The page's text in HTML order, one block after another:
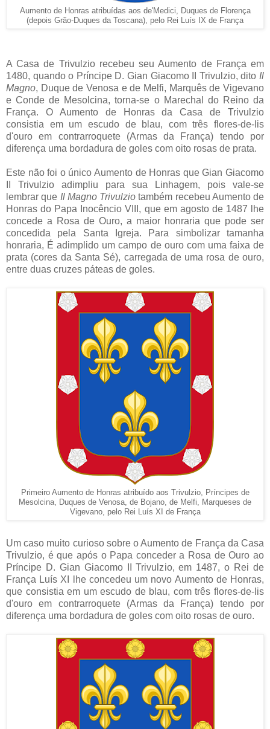
Aumento de Honras atribuídas aos de'Medici, Duques de Florença
(depois Grão-Duques da Toscana), pelo Rei Luís IX de França
A Casa de Trivulzio recebeu seu Aumento de França em
1480, quando o Príncipe D. Gian Giacomo II Trivulzio, dito Il
Magno, Duque de Venosa e de Melfi, Marquês de Vigevano
e Conde de Mesolcina, torna-se o Marechal do Reino da
França. O Aumento de Honras da Casa de Trivulzio
consistia em um escudo de blau, com três flores-de-lis
d'ouro em contrarroquete (Armas da França) tendo por
diferença uma bordadura de goles com oito rosas de prata.
Este não foi o único Aumento de Honras que Gian Giacomo
II Trivulzio adimpliu para sua Linhagem, pois vale-se
lembrar que Il Magno Trivulzio também recebeu Aumento de
Honras do Papa Inocêncio VIII, que em agosto de 1487 lhe
concede a Rosa de Ouro, a maior honraria que pode ser
concedida pela Santa Igreja. Para simbolizar tamanha
honraria, É adimplido um campo de ouro com uma faixa de
prata (cores da Santa Sé), carregada de uma rosa de ouro,
entre duas cruzes páteas de goles.
Primeiro Aumento de Honras atribuído aos Trivulzio, Príncipes de
Mesolcina, Duques de Venosa, de Bojano, de Melfi, Marqueses de
Vigevano, pelo Rei Luís XI de França
Um caso muito curioso sobre o Aumento de França da Casa
Trivulzio, é que após o Papa conceder a Rosa de Ouro ao
Príncipe D. Gian Giacomo II Trivulzio, em 1487, o Rei de
França Luís XI lhe concedeu um novo Aumento de Honras,
que consistia em um escudo de blau, com três flores-de-lis
d'ouro em contrarroquete (Armas da França) tendo por
diferença uma bordadura de goles com oito rosas de ouro.